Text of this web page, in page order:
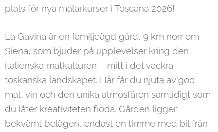
plats för nya målarkurser i Toscana 2026!
La Gavina är en familjeägd gård, 9 km norr om
Siena, som bjuder på upplevelser kring den
italienska matkulturen – mitt i det vackra
toskanska landskapet. Här får du njuta av god
mat, vin och den unika atmosfären samtidigt som
du låter kreativiteten flöda. Gården ligger
bekvämt belägen, endast en timme med bil från